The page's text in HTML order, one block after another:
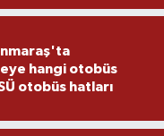
hangi otobüs
otobüs hatları